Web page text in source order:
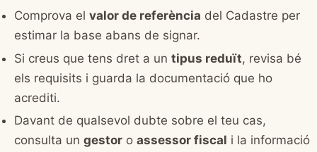
Comprova el valor de referència del Cadastre per
estimar la base abans de signar.
Si creus que tens dret a un tipus reduït, revisa bé
els requisits i guarda la documentació que ho
acrediti.
Davant de qualsevol dubte sobre el teu cas,
consulta un gestor o assessor fiscal i la informació